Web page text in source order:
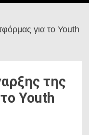
για το Youth
της
Youth